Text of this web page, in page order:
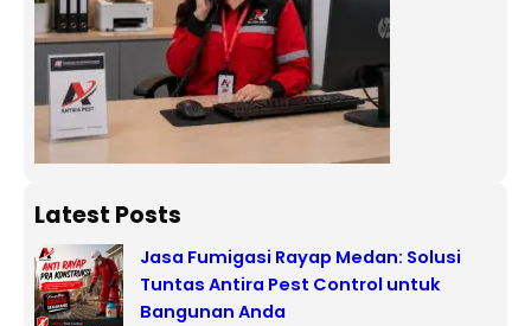
Latest Posts
Jasa Fumigasi Rayap Medan: Solusi
Tuntas Antira Pest Control untuk
Bangunan Anda